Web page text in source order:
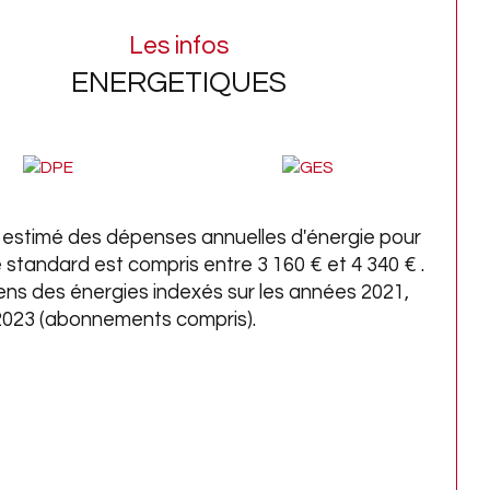
tout de même une petite remise au
du jour ainsi que des travaux
plus de renseignements, merci de bien
nous contacter, un échange
est à privilégier.
Les infos
ENERGETIQUES
des dépenses annuelles d'énergie pour
standard est compris entre 3 160 € et 4 340 € .
des énergies indexés sur les années 2021,
(abonnements compris).